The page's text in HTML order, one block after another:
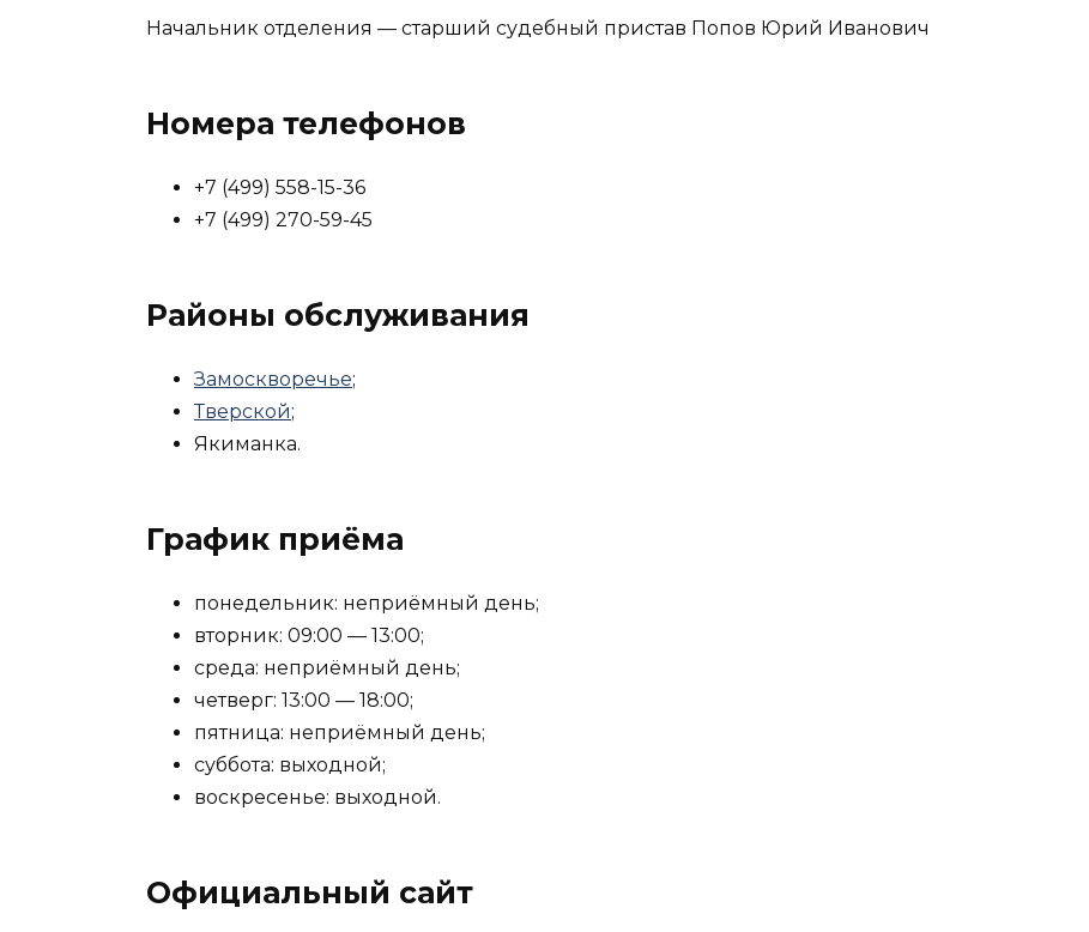
Начальник отделения — старший судебный пристав Попов Юрий Иванович
Номера телефонов
+7 (499) 558-15-36
+7 (499) 270-59-45
Районы обслуживания
Замоскворечье;
Тверской;
Якиманка.
График приёма
понедельник: неприёмный день;
вторник: 09:00 — 13:00;
среда: неприёмный день;
четверг: 13:00 — 18:00;
пятница: неприёмный день;
суббота: выходной;
воскресенье: выходной.
Официальный сайт